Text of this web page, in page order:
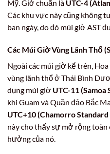
Mỹ. Giờ chuẩn là UTC-4
Các khu vực này cũng không
ban ngày, do đó múi giờ AST
Các Múi Giờ Vùng Lãnh Thổ
Ngoài các múi giờ kể trên,
vùng lãnh thổ ở Thái Bình
dụng múi giờ UTC-11 (Samoa
khi Guam và Quần đảo Bắc
UTC+10 (Chamorro Standard
này cho thấy sự mở rộng toàn
hưởng của nó.